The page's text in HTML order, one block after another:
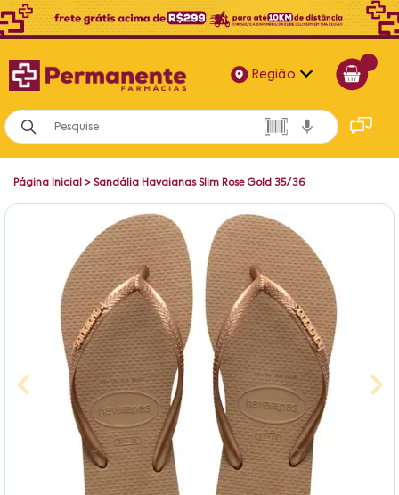
Região
Alagoas
Bahia
Pernambuco
Página Inicial > Sandália Havaianas Slim Rose Gold 35/36